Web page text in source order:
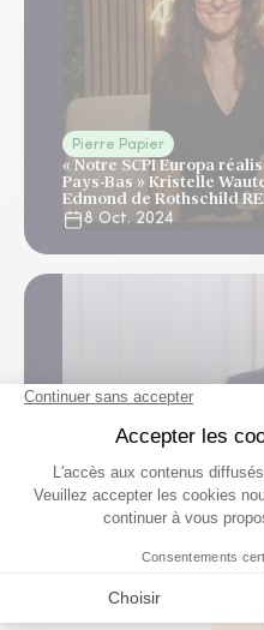
Pierre Papier
« Notre SCPI Europa
Pays-Bas » Kristelle
Edmond de Rothschild
8 Oct. 2024
Pierre Papier
« Premières acquisitions
Rothschild Europa » Alex